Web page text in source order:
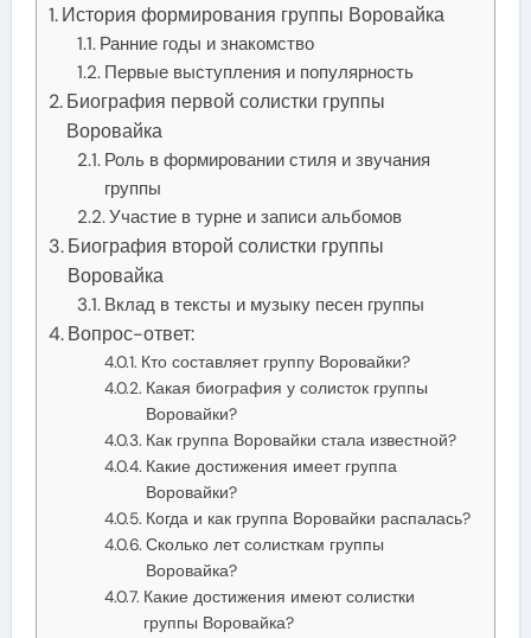
История формирования группы Воровайка
Ранние годы и знакомство
Первые выступления и популярность
Биография первой солистки группы
Воровайка
Роль в формировании стиля и звучания
группы
Участие в турне и записи альбомов
Биография второй солистки группы
Воровайка
Вклад в тексты и музыку песен группы
Вопрос-ответ:
Кто составляет группу Воровайки?
Какая биография у солисток группы
Воровайки?
Как группа Воровайки стала известной?
Какие достижения имеет группа
Воровайки?
Когда и как группа Воровайки распалась?
Сколько лет солисткам группы
Воровайка?
Какие достижения имеют солистки
группы Воровайка?